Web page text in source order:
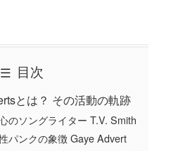
目次
とは？ その活動の軌跡
のソングライター T.V. Smith
パンクの象徴 Gaye Advert